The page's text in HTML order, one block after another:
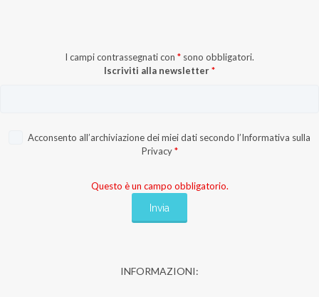
I campi contrassegnati con * sono obbligatori.
Iscriviti alla newsletter*
Acconsento all’archiviazione dei miei dati secondo l’Informativa sulla
Privacy *
Questo è un campo obbligatorio.
INFORMAZIONI: